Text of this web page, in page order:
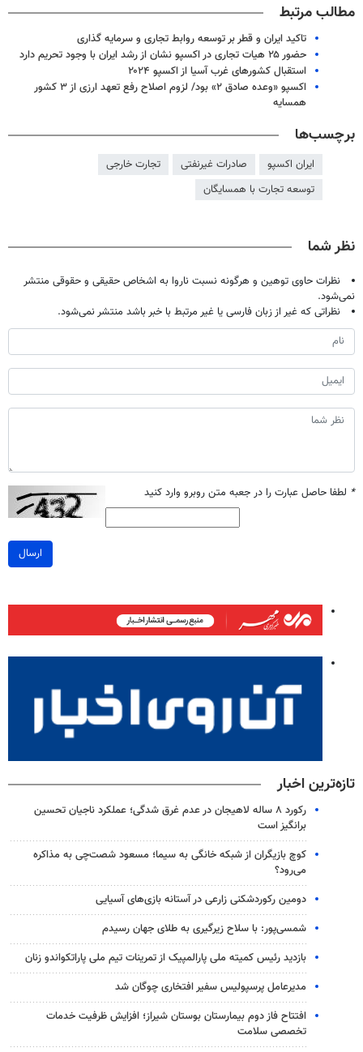
مطالب مرتبط
تاکید ایران و قطر بر توسعه روابط تجاری و سرمایه گذاری
حضور ۲۵ هیات تجاری در اکسپو نشان از رشد ایران با وجود تحریم دارد
استقبال کشورهای غرب آسیا از اکسپو ۲۰۲۴
اکسپو «وعده صادق ۲» بود/ لزوم اصلاح رفع تعهد ارزی از ۳ کشور
همسایه
برچسب‌ها
ایران اکسپو صادرات غیرنفتی
تجارت خارجی
توسعه تجارت با همسایگان
نظر شما
نظرات حاوی توهین و هرگونه نسبت ناروا به اشخاص حقیقی و حقوقی منتشر
نمی‌شود.
نظراتی که غیر از زبان فارسی یا غیر مرتبط با خبر باشد منتشر نمی‌شود.
* لطفا حاصل عبارت را در جعبه متن روبرو وارد کنید
ارسال
تازه‌ترین اخبار
رکورد ۸ ساله لاهیجان در عدم غرق شدگی؛ عملکرد ناجیان تحسین
برانگیز است
کوچ بازیگران از شبکه خانگی به سیما؛ مسعود شصت‌چی به مذاکره
می‌رود؟
دومین رکوردشکنی زارعی در آستانه بازی‌های آسیایی
شمسی‌پور: با سلاح زیرگیری به طلای جهان رسیدم
بازدید رئیس کمیته ملی پارالمپیک از تمرینات تیم ملی پاراتکواندو زنان
مدیرعامل پرسپولیس سفیر افتخاری چوگان شد
افتتاح فاز دوم بیمارستان بوستان شیراز؛ افزایش ظرفیت خدمات
تخصصی سلامت